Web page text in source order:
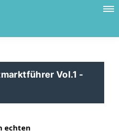
Vol.1 -
echten